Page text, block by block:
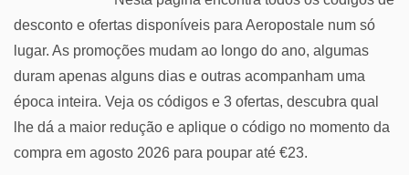
desconto e ofertas disponíveis para Aeropostale num só
lugar. As promoções mudam ao longo do ano, algumas
duram apenas alguns dias e outras acompanham uma
época inteira. Veja os códigos e 3 ofertas, descubra qual
lhe dá a maior redução e aplique o código no momento da
compra em agosto 2026 para poupar até €23.